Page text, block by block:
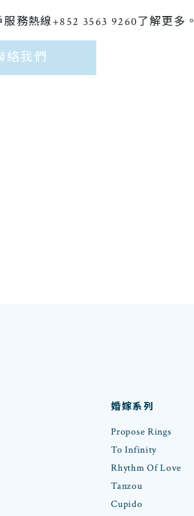
務熱線+852 3563 9260了解更多。
絡我們
婚嫁系列
Propose Rings
To Infinity
Rhythm Of Love
Tanzou
Cupido